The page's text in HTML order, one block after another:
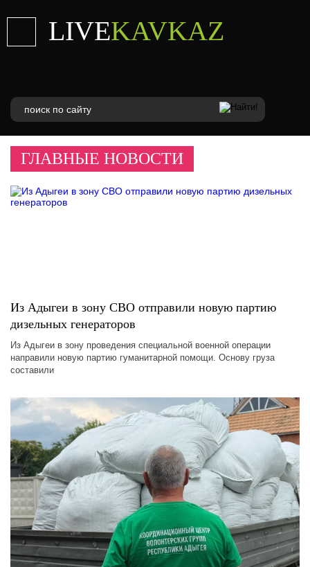
LIVEKAVKAZ
ГЛАВНЫЕ НОВОСТИ
Из Адыгеи в зону СВО отправили новую партию
дизельных генераторов
Из Адыгеи в зону проведения специальной военной операции
направили новую партию гуманитарной помощи. Основу груза
составили